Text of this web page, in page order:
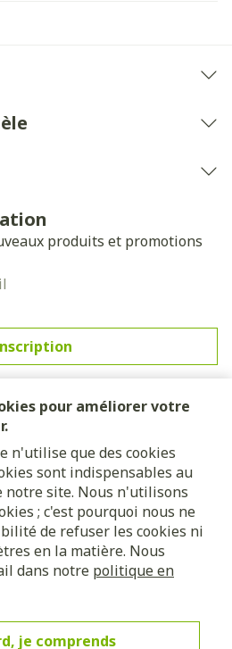
pour améliorer votre
n'utilise que des cookies
sont indispensables au
notre site. Nous n'utilisons
; c'est pourquoi nous ne
de refuser les cookies ni
en la matière. Nous
dans notre politique en
je comprends
produits et promotions
vous abonnez à notre
politique de confidentialité.